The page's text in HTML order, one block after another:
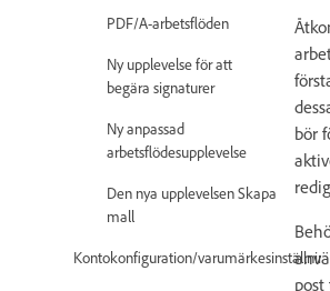
PDF/A-arbetsflöden
Ny upplevelse för att
begära signaturer
Ny anpassad
arbetsflödesupplevelse
Den nya upplevelsen Skapa
mall
Kontokonfiguration/
bör